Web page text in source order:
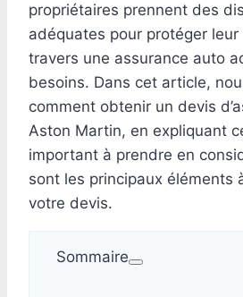
propriétaires prennent des
adéquates pour protéger
travers une assurance auto
besoins. Dans cet article,
comment obtenir un devis
Aston Martin, en expliquant
important à prendre en
sont les principaux éléments
votre devis.
Sommaire